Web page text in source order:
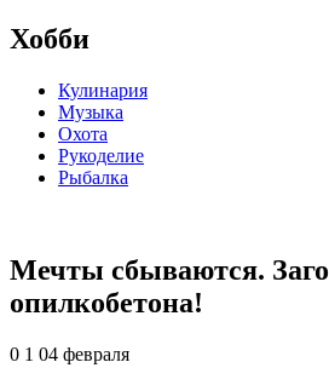
Хобби
Кулинария
Музыка
Охота
Рукоделие
Рыбалка
Мечты сбываются.
опилкобетона!
0 1 04 февраля